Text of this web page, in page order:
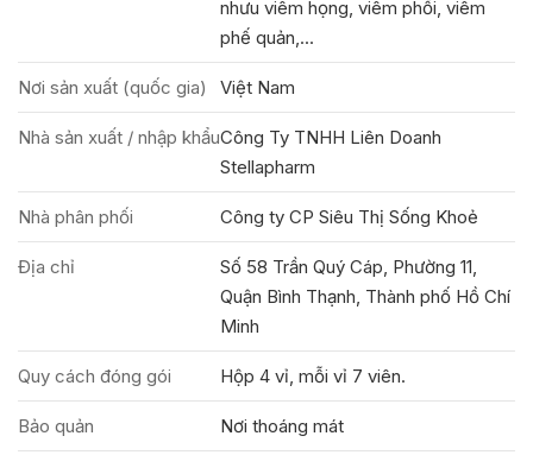
nhưu viêm họng, viêm phổi, viêm
phế quản,...
Nơi sản xuất (quốc gia) Việt Nam
Nhà sản xuất / nhập khẩuCông Ty TNHH Liên Doanh
Stellapharm
Nhà phân phối Công ty CP Siêu Thị Sống Khoẻ
Địa chỉ
Số 58 Trần Quý Cáp, Phường 11,
Quận Bình Thạnh, Thành phố Hồ Chí
Minh
Quy cách đóng gói Hộp 4 vỉ, mỗi vỉ 7 viên.
Bảo quản Nơi thoáng mát